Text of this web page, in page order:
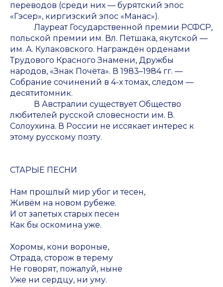
переводов (среди них — бурятский эпос
«Гэсер», киргизский эпос «Манас»).
Лауреат Государственной премии РСФСР,
польской премии им. Вл. Петшака, якутской —
им. А. Кулаковского. Награждён орденами
Трудового Красного Знамени, Дружбы
народов, «Знак Почёта». В 1983–1984 гг. —
Собрание сочинений в 4-х томах, следом —
десятитомник.
В Австралии существует Общество
любителей русской словесности им. В.
Солоухина. В России не иссякает интерес к
этому русскому поэту.
СТАРЫЕ ПЕСНИ
Нам прошлый мир убог и тесен,
Живём на новом рубеже.
И от запетых старых песен
Как бы оскомина уже.
Хоромы, кони вороные,
Отрада, сторож в терему
Не говорят, пожалуй, ныне
Уже ни сердцу, ни уму.